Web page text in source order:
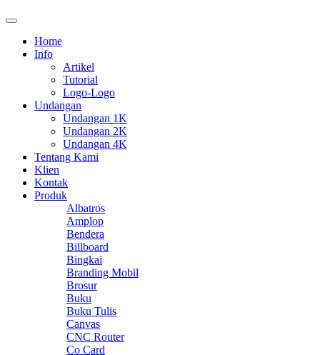
Home
Info
Artikel
Tutorial
Logo-Logo
Undangan
Undangan 1K
Undangan 2K
Undangan 4K
Tentang Kami
Klien
Kontak
Produk
Albatros
Amplop
Bendera
Billboard
Bingkai
Branding Mobil
Brosur
Buku
Buku Tulis
Canvas
CNC Router
Co Card